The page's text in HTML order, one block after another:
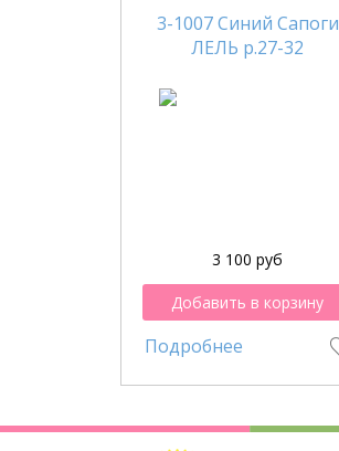
3-1007 Синий Сапоги
ЛЕЛЬ р.27-32
3 100 руб
Добавить в корзину
Подробнее